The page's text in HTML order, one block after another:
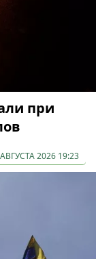
при
2026 19:23